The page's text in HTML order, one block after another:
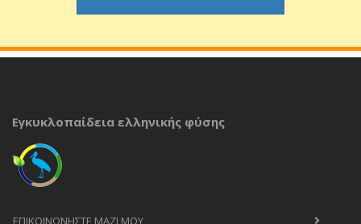
Εγκυκλοπαίδεια ελληνικής φύσης
ΕΠΙΚΟΙΝΩΝΉΣΤΕ ΜΑΖΊ ΜΟΥ